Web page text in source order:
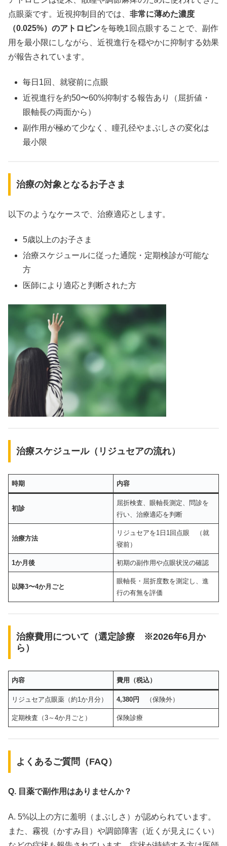
点眼薬です。近視抑制目的では、 非常に薄めた濃度
（0.025%）のアトロピンを毎晩1回点眼することで、副作
用を最小限にしながら、近視進行を穏やかに抑制する効果
が報告されています。
毎日1回、就寝前に点眼
近視進行を約50〜60%抑制する報告あり（屈折値・
眼軸長の両面から）
副作用が極めて少なく、瞳孔径やまぶしさの変化は
最小限
治療の対象となるお子さま
以下のようなケースで、治療適応とします。
5歳以上のお子さま
治療スケジュールに従った通院・定期検診が可能な
方
医師により適応と判断された方
治療スケジュール（リジュセアの流れ）
時期 内容
初診
屈折検査、眼軸長測定、問診を
行い、治療適応を判断
治療方法
リジュセアを1日1回点眼 （就
寝前）
1か月後 初期の副作用や点眼状況の確認
以降3〜4か月ごと
眼軸長・屈折度数を測定し、進
行の有無を評価
治療費用について（選定診療 ※2026年6月か
ら ）
内容 費用（税込）
リジュセア点眼薬（約1か月分） 4,380円 （保険外）
定期検査（3～4か月ごと） 保険診療
よくあるご質問（FAQ）
Q. 目薬で副作用はありませんか？
A. 5%以上の方に羞明（まぶしさ）が認められています。
また、霧視（かすみ目）や調節障害（近くが見えにくい）